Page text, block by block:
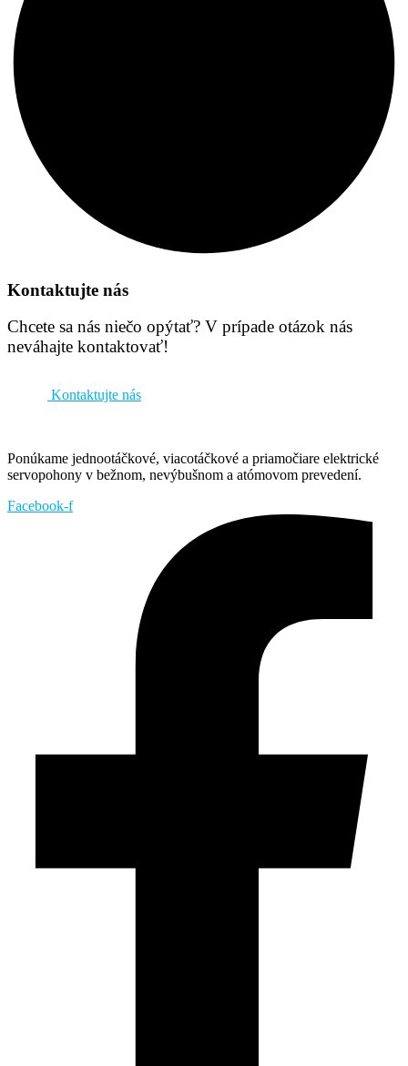
Kontaktujte nás
Chcete sa nás niečo opýtať? V prípade otázok nás
neváhajte kontaktovať!
Kontaktujte nás
Ponúkame jednootáčkové, viacotáčkové a priamočiare elektrické
servopohony v bežnom, nevýbušnom a atómovom prevedení.
Facebook-f